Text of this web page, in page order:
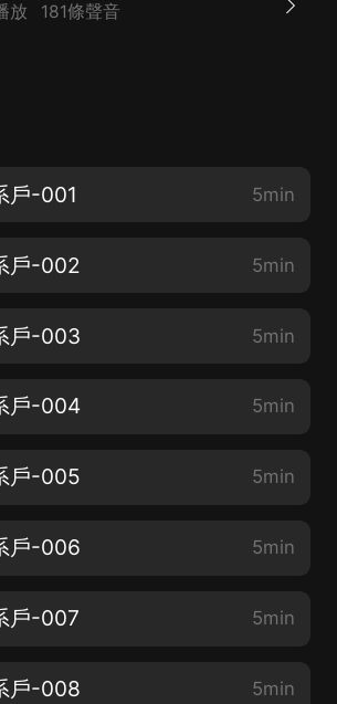
放 181條聲音
戶-001 5min
戶-002 5min
戶-003 5min
戶-004 5min
戶-005 5min
戶-006 5min
戶-007 5min
戶-008 5min